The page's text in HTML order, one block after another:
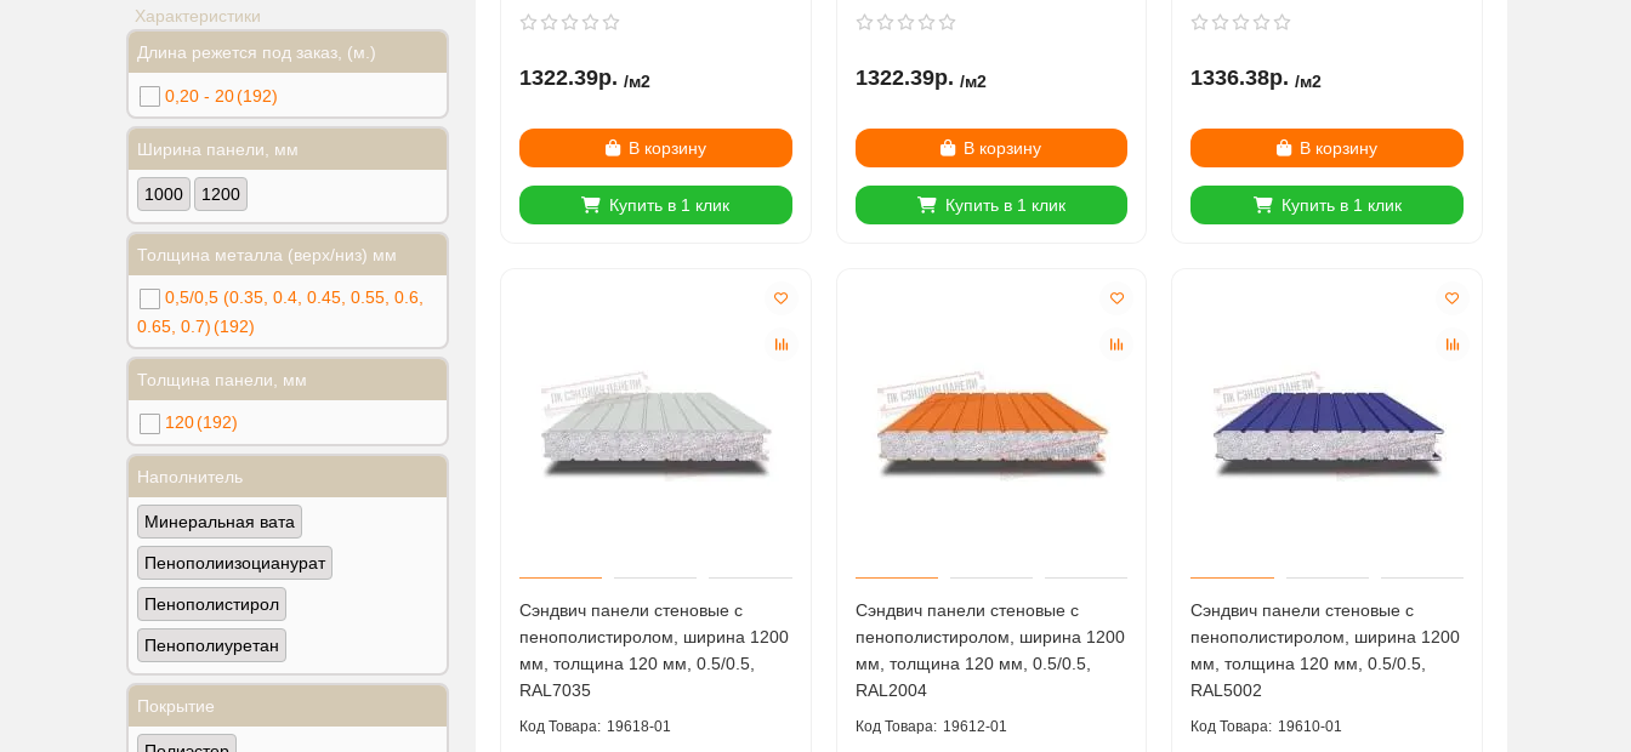
Характеристики
Длина режется под заказ, (м.)
0,20 - 20(192)
Ширина панели, мм
1000 1200
Толщина металла (верх/низ) мм
0,5/0,5 (0.35, 0.4, 0.45, 0.55, 0.6,
0.65, 0.7)(192)
Толщина панели, мм
120(192)
Наполнитель
Минеральная вата
Пенополиизоцианурат
Пенополистирол
Пенополиуретан
Покрытие
1322.39р. /м2
В корзину
Купить в 1 клик
1322.39р. /м2
В корзину
Купить в 1 клик
1336.38р. /м2
В корзину
Купить в 1 клик
Сэндвич панели стеновые с
пенополистиролом, ширина 1200
мм, толщина 120 мм, 0.5/0.5,
RAL7035
19618-01
Сэндвич панели стеновые с
пенополистиролом, ширина 1200
мм, толщина 120 мм, 0.5/0.5,
RAL2004
19612-01
Сэндвич панели стеновые с
пенополистиролом, ширина 1200
мм, толщина 120 мм, 0.5/0.5,
RAL5002
19610-01